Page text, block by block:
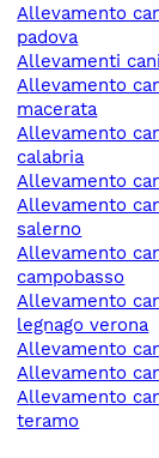
allevamento cani
padova
allevamenti
allevamento cani
macerata
allevamento cani
calabria
allevamento
allevamento cani
salerno
allevamento cani
campobasso
allevamento cani
legnago verona
allevamento
allevamento
allevamento cani
teramo